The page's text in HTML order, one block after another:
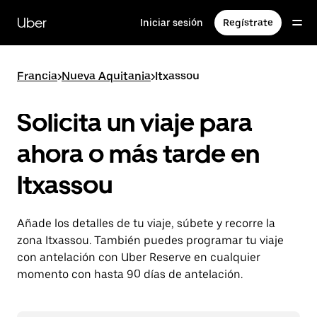
contenido
principal
Uber Iniciar sesión Regístrate
Francia>Nueva Aquitania>Itxassou
Solicita un viaje para
ahora o más tarde en
Itxassou
Añade los detalles de tu viaje, súbete y recorre la
zona Itxassou. También puedes programar tu viaje
con antelación con Uber Reserve en cualquier
momento con hasta 90 días de antelación.